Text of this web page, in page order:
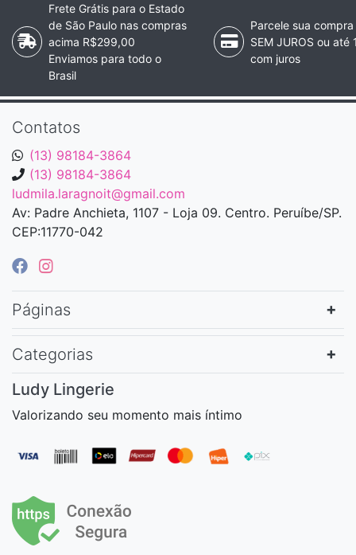
Frete Grátis para o Estado
de São Paulo nas compras
acima R$299,00
Enviamos para todo o
Brasil
Parcele sua
SEM JUROS ou até
com juros
Contatos
(13) 98184-3864
(13) 98184-3864
ludmila.laragnoit@gmail.com
Av: Padre Anchieta, 1107 - Loja 09. Centro. Peruíbe/SP.
CEP:11770-042
Páginas
Categorias
Ludy Lingerie
Valorizando seu momento mais íntimo